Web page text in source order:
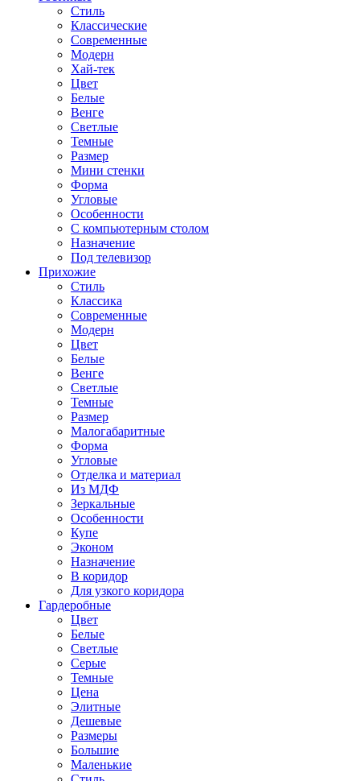
Стиль
Классические
Современные
Модерн
Хай-тек
Цвет
Белые
Венге
Светлые
Темные
Размер
Мини стенки
Форма
Угловые
Особенности
С компьютерным столом
Назначение
Под телевизор
Прихожие
Стиль
Классика
Современные
Модерн
Цвет
Белые
Венге
Светлые
Темные
Размер
Малогабаритные
Форма
Угловые
Отделка и материал
Из МДФ
Зеркальные
Особенности
Купе
Эконом
Назначение
В коридор
Для узкого коридора
Гардеробные
Цвет
Белые
Светлые
Серые
Темные
Цена
Элитные
Дешевые
Размеры
Большие
Маленькие